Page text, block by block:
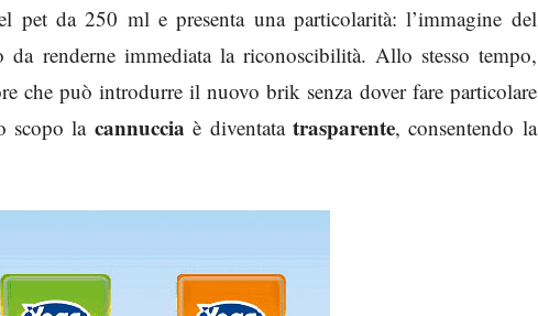
pet da 250 ml e presenta una particolarità: l’immagine del
renderne immediata la riconoscibilità. Allo stesso tempo,
che può introdurre il nuovo brik senza dover fare particolare
scopo la cannuccia è diventatatrasparente, consentendo la